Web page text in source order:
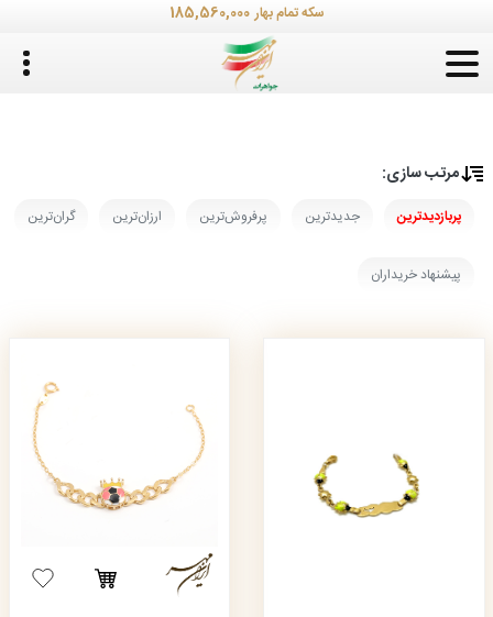
سکه تمام بهار 185,560,000
مرتب‌ سازی:
پربازدیدترین جدیدترین پرفروش‌ترین ارزان‌ترین گران‌ترین
پیشنهاد خریداران